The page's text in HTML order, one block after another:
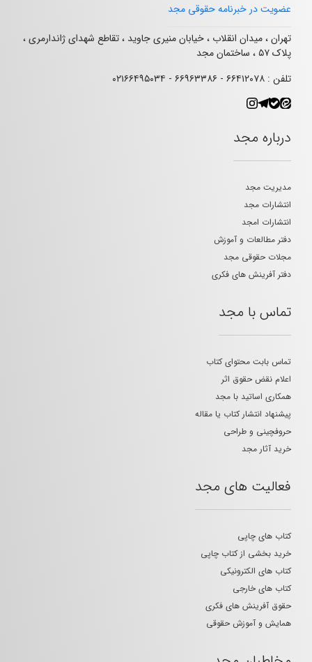
عضویت در خبرنامه حقوقی مجد
تهران ، میدان انقلاب ، خیابان منیری جاوید ، تقاطع شهدای ژاندارمری ،
پلاک ۵۷ ، ساختمان مجد
تلفن : ۶۶۴۱۲۰۷۸ - ۶۶۹۶۳۳۸۶ - ۰۲۱۶۶۴۹۵۰۳۴
درباره مجد
مدیریت مجد
انتشارات مجد
انتشارات امجد
دفتر مطالعات و آموزش
مجلات حقوقی مجد
دفتر آفرینش های فکری
تماس با مجد
تماس بابت محتوای کتاب
اعلام نقض حقوق اثر
همکاری اساتید با مجد
پیشنهاد انتشار کتاب یا مقاله
حروفچینی و طراحی
خرید آثار مجد
فعالیت های مجد
کتاب های چاپی
خرید بخشی از کتاب چاپی
کتاب های الکترونیکی
کتاب های خارجی
حقوق آفرینش های فکری
همایش و آموزش حقوقی